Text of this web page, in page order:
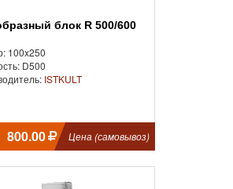
блок R 500/600
100x250
D500
ISTKULT
800.00 Цена (самовывоз)